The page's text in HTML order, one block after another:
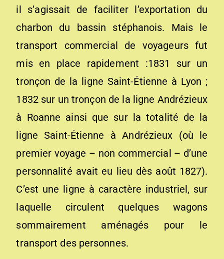
il s’agissait de faciliter l’exportation du
charbon du bassin stéphanois. Mais le
transport commercial de voyageurs fut
mis en place rapidement :1831 sur un
tronçon de la ligne Saint-Étienne à Lyon ;
1832 sur un tronçon de la ligne Andrézieux
à Roanne ainsi que sur la totalité de la
ligne Saint-Étienne à Andrézieux (où le
premier voyage – non commercial – d’une
personnalité avait eu lieu dès août 1827).
C’est une ligne à caractère industriel, sur
laquelle circulent quelques wagons
sommairement aménagés pour le
transport des personnes.